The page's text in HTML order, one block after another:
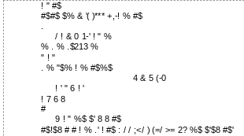
! " #$
#$#$ $% & '( )*** +,-! % #$
.
/ ! & 0 1-' ! " %
% . % .$213 %
" ! "
. % "$% ! % #$%$
4 & 5 (-0
! ' " 6 ! '
! 7 6 8
#
9 ! " %$ $' 8 8 #$
#$!$8 # # ! % .' ! #$ : / / ;</ ) (=/ >= 2? %$ $'$8 #$'